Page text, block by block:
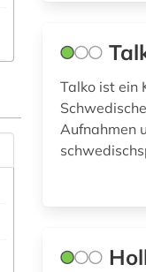
Talko ist ein
Aufnahmen